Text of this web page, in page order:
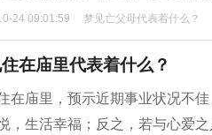
24 09:01:59 梦见亡父母代表着什么？
在庙里代表着什么？
在庙里，预示近期事业状况不
，生活幸福；反之，若与心爱